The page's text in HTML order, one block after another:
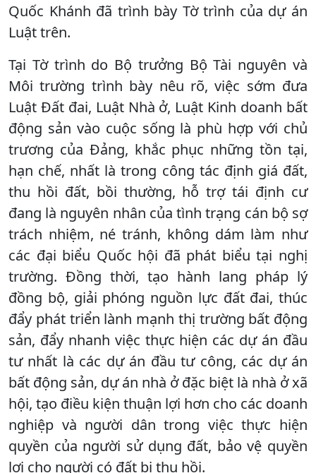
Quốc Khánh đã trình bày Tờ trình của dự án
Luật trên.
Tại Tờ trình do Bộ trưởng Bộ Tài nguyên và
Môi trường trình bày nêu rõ, việc sớm đưa
Luật Đất đai, Luật Nhà ở, Luật Kinh doanh bất
động sản vào cuộc sống là phù hợp với chủ
trương của Đảng, khắc phục những tồn tại,
hạn chế, nhất là trong công tác định giá đất,
thu hồi đất, bồi thường, hỗ trợ tái định cư
đang là nguyên nhân của tình trạng cán bộ sợ
trách nhiệm, né tránh, không dám làm như
các đại biểu Quốc hội đã phát biểu tại nghị
trường. Đồng thời, tạo hành lang pháp lý
đồng bộ, giải phóng nguồn lực đất đai, thúc
đẩy phát triển lành mạnh thị trường bất động
sản, đẩy nhanh việc thực hiện các dự án đầu
tư nhất là các dự án đầu tư công, các dự án
bất động sản, dự án nhà ở đặc biệt là nhà ở xã
hội, tạo điều kiện thuận lợi hơn cho các doanh
nghiệp và người dân trong việc thực hiện
quyền của người sử dụng đất, bảo vệ quyền
lợi cho người có đất bị thu hồi.